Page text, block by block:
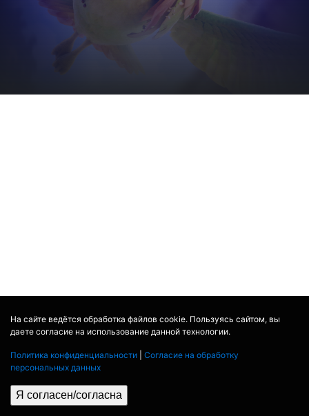
На сайте ведётся обработка файлов cookie. Пользуясь сайтом, вы
даете согласие на использование данной технологии.
Политика конфиденциальности
Согласие на обработку
персональных данных
Я согласен/согласна